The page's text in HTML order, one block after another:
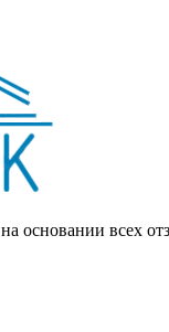
на основании всех